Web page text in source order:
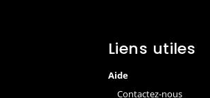
Liens utiles
Aide
Contactez-nous